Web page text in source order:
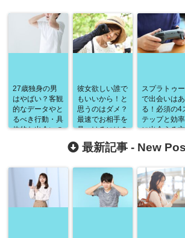
27歳独身の男
はやばい？客観
的なデータやと
るべき行動・具
体的な出会いの
彼女欲しい誰で
もいいから！と
思うのはダメ？
最速でお相手を
見つけるには？
ポイントは出会
いの場と4つの
スプラトゥ
で出会いはあ
る！必須の4
テップと効
に出会える
最新記事 - New